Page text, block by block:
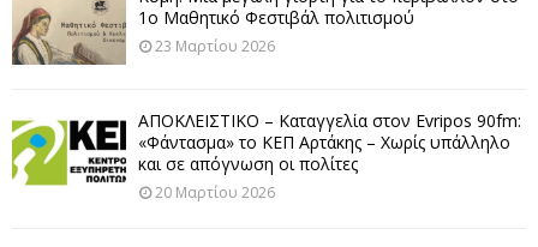
1ο Μαθητικό Φεστιβάλ πολιτισμού
23 Μαρτίου 2026
ΑΠΟΚΛΕΙΣΤΙΚΟ – Καταγγελία στον Evripos 90fm:
«Φάντασμα» το ΚΕΠ Αρτάκης – Χωρίς υπάλληλο
και σε απόγνωση οι πολίτες
20 Μαρτίου 2026